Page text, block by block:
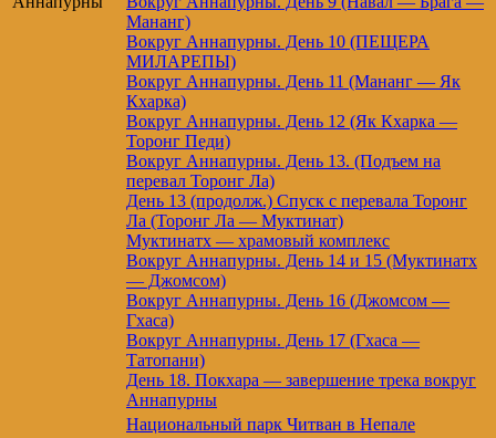
Мананг)
Вокруг Аннапурны. День 10 (ПЕЩЕРА
МИЛАРЕПЫ)
Вокруг Аннапурны. День 11 (Мананг — Як
Кхарка)
Вокруг Аннапурны. День 12 (Як Кхарка —
Торонг Педи)
Вокруг Аннапурны. День 13. (Подъем на
перевал Торонг Ла)
День 13 (продолж.) Спуск с перевала Торонг
Ла (Торонг Ла — Муктинат)
Муктинатх — храмовый комплекс
Вокруг Аннапурны. День 14 и 15 (Муктинатх
— Джомсом)
Вокруг Аннапурны. День 16 (Джомсом —
Гхаса)
Вокруг Аннапурны. День 17 (Гхаса —
Татопани)
День 18. Покхара — завершение трека вокруг
Аннапурны
Национальный парк Читван в Непале